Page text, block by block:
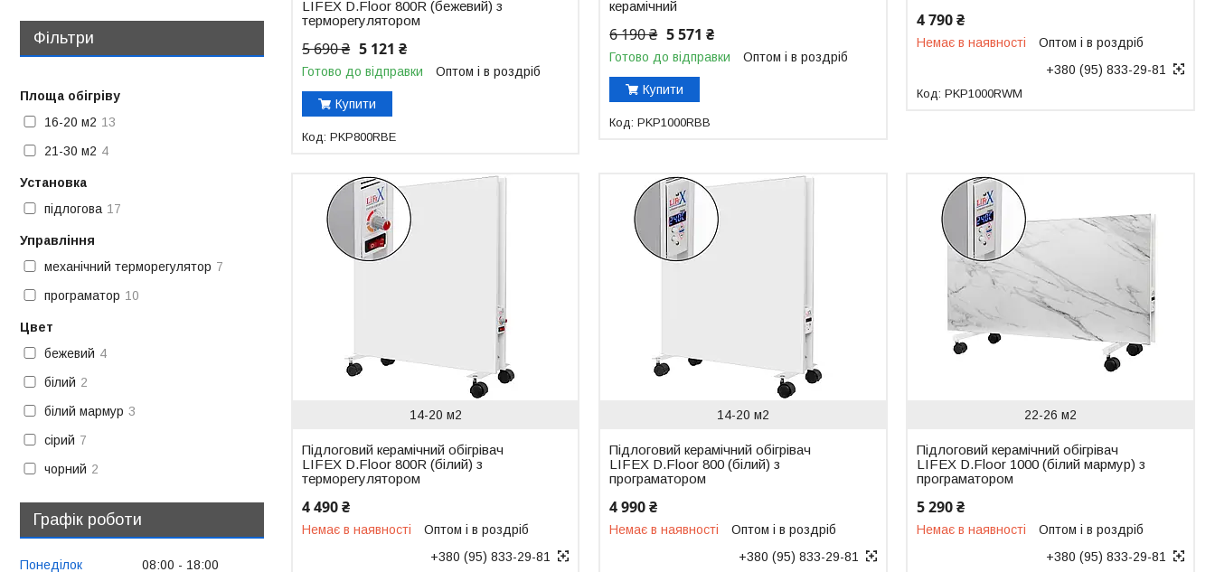
LIFEX D.Floor 800R (бежевий) з
терморегулятором
5 690 ₴ 5 121 ₴
Готово до відправки Оптом і в роздріб
Купити
PKP800RBE
керамічний
6 190 ₴ 5 571 ₴
Готово до відправки Оптом і в роздріб
Купити
PKP1000RBB
4 790 ₴
Немає в наявності
Оптом і в роздріб
+380 (95) 833-29-81
PKP1000RWM
14-20 м2
Підлоговий керамічний обігрівач
LIFEX D.Floor 800R (білий) з
терморегулятором
4 490 ₴
Немає в наявності
Оптом і в роздріб
+380 (95) 833-29-81
14-20 м2
Підлоговий керамічний обігрівач
LIFEX D.Floor 800 (білий) з
програматором
4 990 ₴
Немає в наявності
Оптом і в роздріб
+380 (95) 833-29-81
22-26 м2
Підлоговий керамічний обігрівач
LIFEX D.Floor 1000 (білий мармур) з
програматором
5 290 ₴
Немає в наявності
Оптом і в роздріб
+380 (95) 833-29-81
Фільтри
Площа обігріву
16-20 м2 13
21-30 м2 4
Установка
підлогова 17
Управління
механічний терморегулятор 7
програматор 10
Цвет
бежевий 4
білий 2
білий мармур 3
сірий 7
чорний 2
Графік роботи
Понеділок 08:00
18:00